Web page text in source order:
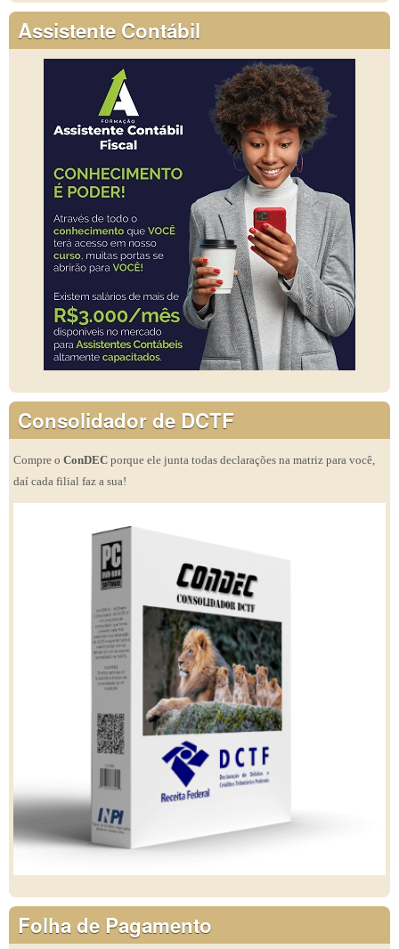
Assistente Contábil
Consolidador de DCTF
Compre o ConDEC porque ele junta todas declarações na matriz para você,
daí cada filial faz a sua!
Folha de Pagamento